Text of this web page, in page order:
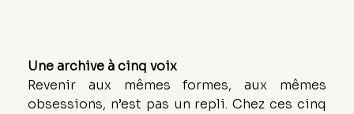
Une archive à cinq voix
Revenir aux mêmes formes, aux mêmes
obsessions, n’est pas un repli. Chez ces cinq